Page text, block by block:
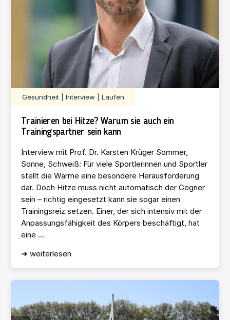
Gesundheit | Interview | Laufen
Trainieren bei Hitze? Warum sie auch ein
Trainingspartner sein kann
Interview mit Prof. Dr. Karsten Krüger Sommer,
Sonne, Schweiß: Für viele Sportlerinnen und Sportler
stellt die Wärme eine besondere Herausforderung
dar. Doch Hitze muss nicht automatisch der Gegner
sein – richtig eingesetzt kann sie sogar einen
Trainingsreiz setzen. Einer, der sich intensiv mit der
Anpassungsfähigkeit des Körpers beschäftigt, hat
eine ...
➜ weiterlesen